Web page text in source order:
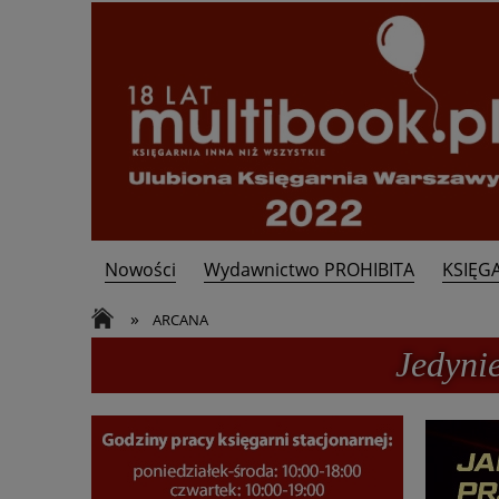
Nowości Wydawnictwo PROHIBITA
Kontakt
» ARCANA